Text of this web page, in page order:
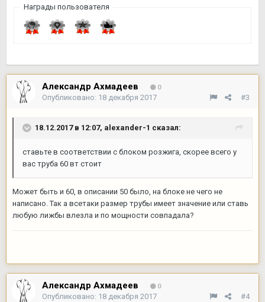
Награды пользователя
Александр Ахмадеев 0
#3
Опубликовано: 18 декабря 2017
18.12.2017 в 12:07, alexander-1 сказал:
ставьте в соответствии с блоком розжига, скорее всего у
вас труба 60 вт стоит
Может быть и 60, в описании 50 было, на блоке не чего не
написано. Так а всетаки размер трубы имеет значение или ставь
любую лижбы влезла и по мощности совпадала?
Александр Ахмадеев 0
#4
Опубликовано: 18 декабря 2017